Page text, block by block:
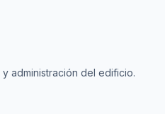
administración del edificio.